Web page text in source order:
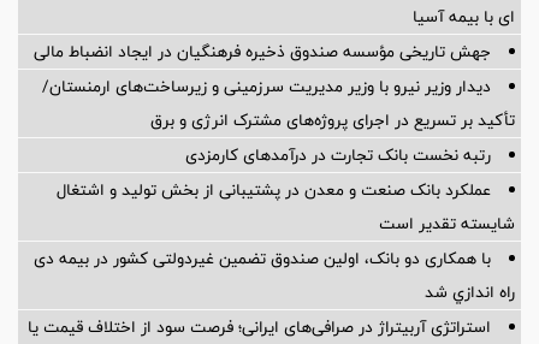
ای با بیمه آسیا
جهش تاریخی مؤسسه صندوق ذخیره فرهنگیان در ایجاد انضباط مالی
دیدار وزیر نیرو با وزیر مدیریت سرزمینی و زیرساخت‌های ارمنستان/
تأکید بر تسریع در اجرای پروژه‌های مشترک انرژی و برق
رتبه نخست بانک تجارت در درآمدهای کارمزدی
عملکرد بانک صنعت و معدن در پشتیبانی از بخش تولید و اشتغال
شایسته تقدیر است
با همکاری دو بانک، اولین صندوق تضمین غیردولتی کشور در بیمه دی
راه اندازي شد
استراتژی آربیتراژ در صرافی‌های ایرانی؛ فرصت سود از اختلاف قیمت یا